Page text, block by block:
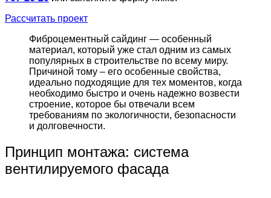
Рассчитать проект
Фиброцементный сайдинг — особенный
материал, который уже стал одним из самых
популярных в строительстве по всему миру.
Причиной тому – его особенные свойства,
идеально подходящие для тех моментов, когда
необходимо быстро и очень надежно возвести
строение, которое бы отвечали всем
требованиям по экологичности, безопасности
и долговечности.
Принцип монтажа: система
вентилируемого фасада